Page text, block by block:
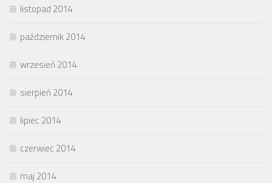
listopad 2014
październik 2014
wrzesień 2014
sierpień 2014
lipiec 2014
czerwiec 2014
maj 2014